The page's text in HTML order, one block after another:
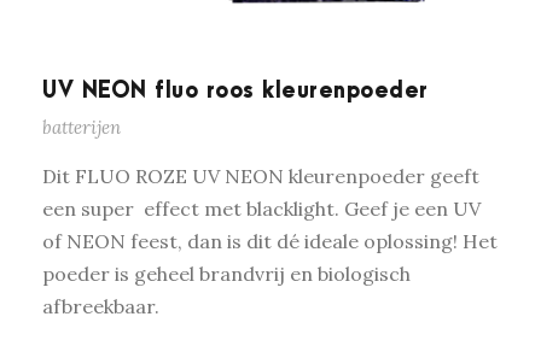
UV NEON fluo roos kleurenpoeder
batterijen
Dit FLUO ROZE UV NEON kleurenpoeder geeft
een super effect met blacklight. Geef je een UV
of NEON feest, dan is dit dé ideale oplossing! Het
poeder is geheel brandvrij en biologisch
afbreekbaar.